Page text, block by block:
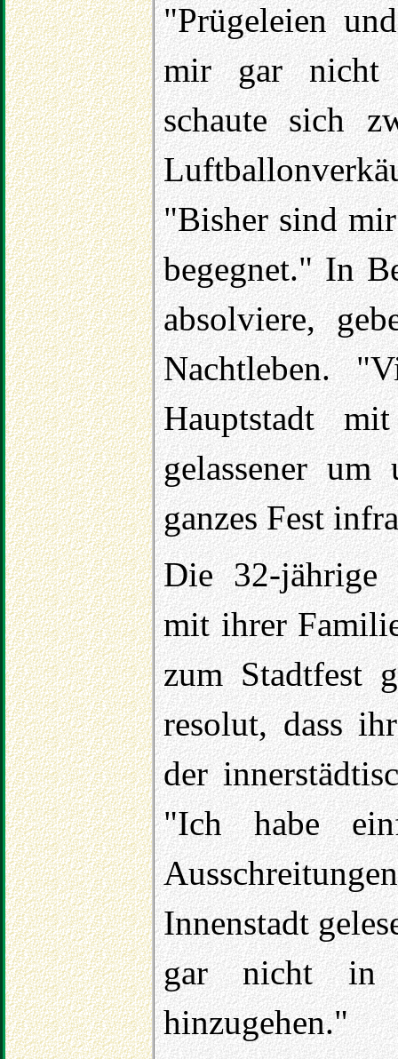
"Prügeleien
mir gar nicht
schaute sich
"Bisher sind
begegnet." In
absolviere,
Nachtleben.
Hauptstadt
gelassener
ganzes Fest
Die 32-jährige
mit ihrer
zum Stadtfest
resolut, dass
der
"Ich habe
Innenstadt
gar nicht in
hinzugehen."